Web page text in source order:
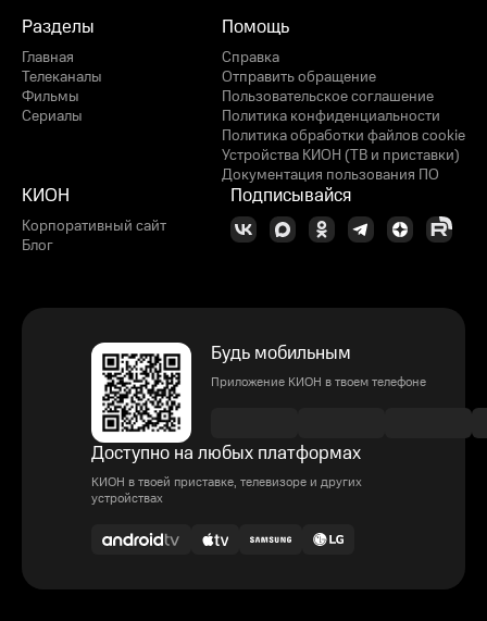
Разделы
Главная
Телеканалы
Фильмы
Сериалы
Помощь
Справка
Отправить обращение
Пользовательское соглашение
Политика конфиденциальности
Политика обработки файлов cookie
Устройства КИОН (ТВ и приставки)
Документация пользования ПО
КИОН
Корпоративный сайт
Блог
Подписывайся
Будь мобильным
Приложение КИОН в твоем телефоне
Доступно на любых платформах
КИОН в твоей приставке, телевизоре и других
устройствах